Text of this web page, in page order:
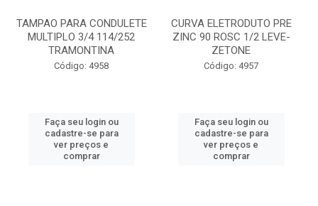
TAMPAO PARA CONDULETE
MULTIPLO 3/4 114/252
TRAMONTINA
Código: 4958
Faça seu login ou
cadastre-se para
ver preços e
comprar
CURVA ELETRODUTO PRE
ZINC 90 ROSC 1/2 LEVE-
ZETONE
Código: 4957
Faça seu login ou
cadastre-se para
ver preços e
comprar